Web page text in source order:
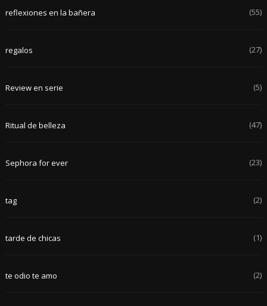
reflexiones en la bañera (55)
regalos (27)
Review en serie (5)
Ritual de belleza (47)
Sephora for ever (23)
tag (2)
tarde de chicas (1)
te odio te amo (2)